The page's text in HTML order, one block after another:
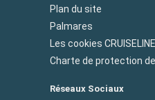
Plan du site
Palmares
Les cookies CRUISELINE
Charte de protection
Réseaux Sociaux